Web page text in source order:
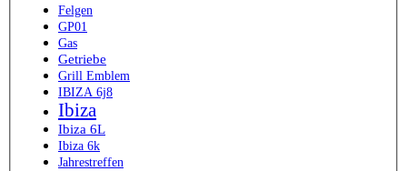
Felgen
GP01
Gas
Getriebe
Grill Emblem
IBIZA 6j8
Ibiza
Ibiza 6L
Ibiza 6k
Jahrestreffen